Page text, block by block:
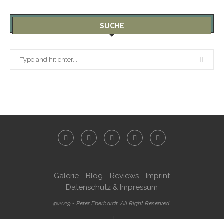
SUCHE
Galerie Blog Reviews
Imprint
Datenschutz & Impressum
@2019 - Peter Eberhardt. All Right Reserved.